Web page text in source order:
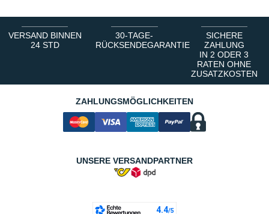
VERSAND BINNEN
24 STD
30-TAGE-
RÜCKSENDEGARANTIE
SICHERE
ZAHLUNG
IN 2 ODER 3
RATEN OHNE
ZUSATZKOSTEN
ZAHLUNGSMÖGLICHKEITEN
UNSERE VERSANDPARTNER